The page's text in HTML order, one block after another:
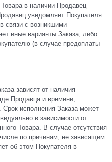
Товара в наличии Продавец
уведомляет Покупателя
связи с возникшими
иные варианты Заказа, либо
(в случае предоплаты
зависят от наличия
Продавца и времени,
Срок исполнения Заказа может
в зависимости от
Товара. В случае отсутствия
по причинам, не зависящим
об этом Покупателя в